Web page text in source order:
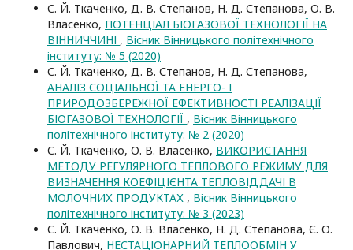
С. Й. Ткаченко, Д. В. Степанов, Н. Д. Степанова, О. В.
Власенко, ПОТЕНЦІАЛ БІОГАЗОВОЇ ТЕХНОЛОГІЇ НА
ВІННИЧЧИНІ , Вісник Вінницького політехнічного
інституту: № 5 (2020)
С. Й. Ткаченко, Д. В. Степанов, Н. Д. Степанова,
АНАЛІЗ СОЦІАЛЬНОЇ ТА ЕНЕРГО- І
ПРИРОДОЗБЕРЕЖНОЇ ЕФЕКТИВНОСТІ РЕАЛІЗАЦІЇ
БІОГАЗОВОЇ ТЕХНОЛОГІЇ , Вісник Вінницького
політехнічного інституту: № 2 (2020)
С. Й. Ткаченко, О. В. Власенко, ВИКОРИСТАННЯ
МЕТОДУ РЕГУЛЯРНОГО ТЕПЛОВОГО РЕЖИМУ ДЛЯ
ВИЗНАЧЕННЯ КОЕФІЦІЄНТА ТЕПЛОВІДДАЧІ В
МОЛОЧНИХ ПРОДУКТАХ , Вісник Вінницького
політехнічного інституту: № 3 (2023)
С. Й. Ткаченко, О. В. Власенко, Н. Д. Степанова, Є. О.
Павлович, НЕСТАЦІОНАРНИЙ ТЕПЛООБМІН У